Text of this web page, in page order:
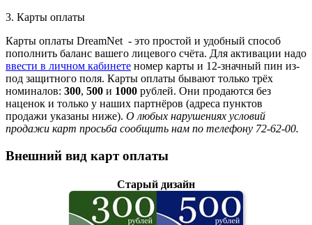
3. Карты оплаты
Карты оплаты DreamNet - это простой и удобный способ
пополнить баланс вашего лицевого счёта. Для активации надо
ввести в личном кабинете номер карты и 12-значный пин из-
под защитного поля. Карты оплаты бывают только трёх
номиналов: 300, 500 и 1000 рублей. Они продаются без
наценок и только у наших партнёров (адреса пунктов
продажи указаны ниже). О любых нарушениях условий
продажи карт просьба сообщить нам по телефону 72-62-00.
Внешний вид карт оплаты
Старый дизайн